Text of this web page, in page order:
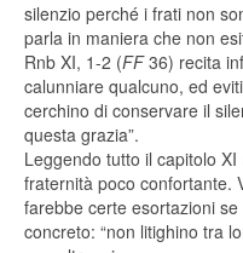
silenzio perché i frati non
parla in maniera che non
Rnb XI, 1-2 (FF36) recita
calunniare qualcuno, ed
cerchino di conservare il
questa grazia”.
Leggendo tutto il capitolo
fraternità poco confortante.
farebbe certe esortazioni
concreto: “non litighino tra